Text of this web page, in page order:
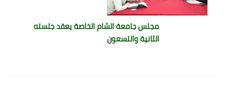
مجلس جامعة الشام الخاصة يعقد جلسته
الثانية والتسعون